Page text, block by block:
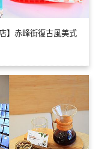
】赤峰街復古風美式